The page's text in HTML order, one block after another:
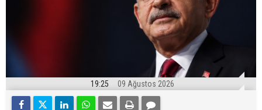
19:25 09 Ağustos 2026